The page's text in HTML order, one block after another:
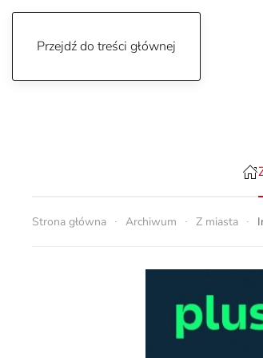
Przejdź do treści głównej
Strona główna Archiwum Z miasta